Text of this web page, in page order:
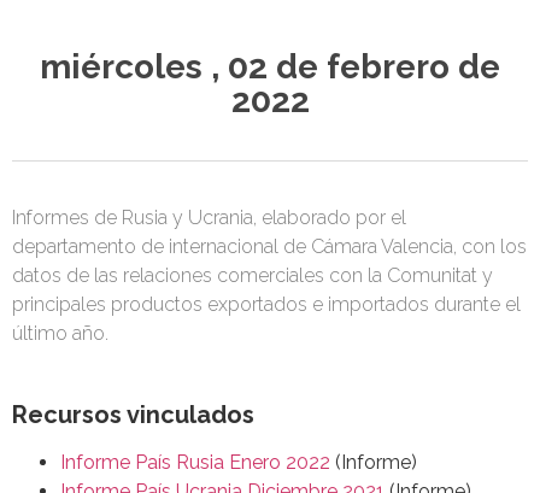
miércoles , 02 de febrero de
2022
Informes de Rusia y Ucrania, elaborado por el
departamento de internacional de Cámara Valencia, con los
datos de las relaciones comerciales con la Comunitat y
principales productos exportados e importados durante el
último año.
Recursos vinculados
Informe País Rusia Enero 2022 (Informe)